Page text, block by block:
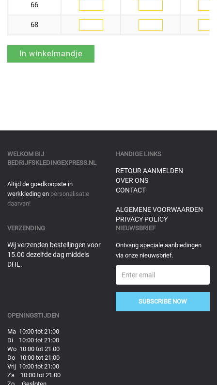
66
68
WELKOM BIJ
BEDRIJFSKLEDINGEXPRESS.NL
Altijd de goedkoopste in
werkkleding en personalisatie
daarvan!
HANDIGE LINKS
RETOUR AANMELDEN
OVER ONS
CONTACT
ALGEMENE VOORWAARDEN
PRIVACY POLICY
VERZENDING
Wij verzenden bestellingen voor
15.00 dezelfde dag middels
DHL.
NIEUWSBRIEF
Ontvang speciale aanbiedingen
via onze nieuwsbrief.
SUBSCRIBE NOW
OPENINGSTIJDEN
Ma 10:00 tot 21:00
Di 10:00 tot 21:00
Wo 10:00 tot 21:00
Do 10:00 tot 21:00
Vrij 10:00 tot 21:00
Za 10:00 tot 21:00